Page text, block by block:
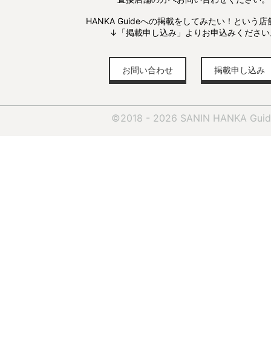
HANKA Guideへの掲載をしてみたい！という店
↓「掲載申し込み」よりお申込みくださ
お問い合わせ 掲載申し込み
©2018 - 2026 SANIN HANKA